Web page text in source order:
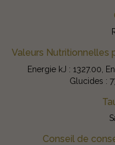
Valeurs Nutritionnelles
Energie kJ : 1327.00,
Glucides :
Conseil de